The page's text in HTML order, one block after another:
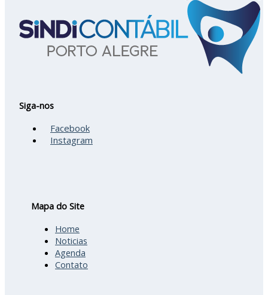
Siga-nos
Facebook
Instagram
Mapa do Site
Home
Noticias
Agenda
Contato